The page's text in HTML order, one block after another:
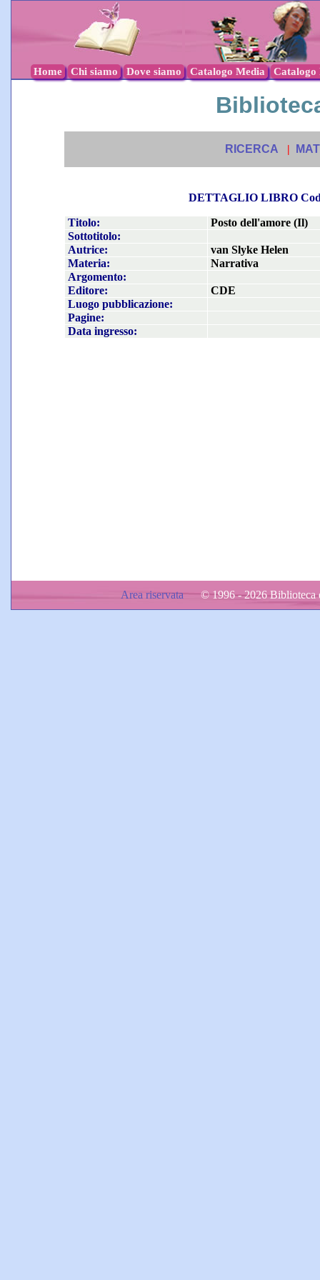
Home Chi siamo Dove siamo Catalogo Media Catalogo
RICERCA |
DETTAGLIO LIBRO
Titolo:
Posto dell'amore (Il)
Sottotitolo:
Autrice:
van Slyke Helen
Materia:
Narrativa
Argomento:
Editore:
CDE
Luogo pubblicazione:
Pagine:
Data ingresso:
Area riservata© 1996 - 2026 Biblioteca